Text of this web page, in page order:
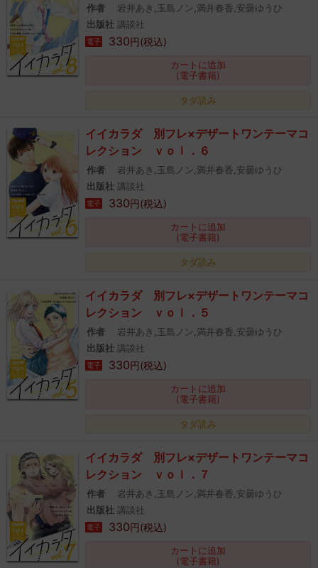
作者
岩井あき,玉島ノン,満井春香,安曇ゆうひ
出版社 講談社
電子 330円(税込)
カートに追加
(電子書籍)
タダ読み
イイカラダ 別フレ×デザートワンテーマコ
レクション ｖｏｌ．６
作者
岩井あき,玉島ノン,満井春香,安曇ゆうひ
出版社 講談社
電子 330円(税込)
カートに追加
(電子書籍)
タダ読み
イイカラダ 別フレ×デザートワンテーマコ
レクション ｖｏｌ．５
作者
岩井あき,玉島ノン,満井春香,安曇ゆうひ
出版社 講談社
電子 330円(税込)
カートに追加
(電子書籍)
タダ読み
イイカラダ 別フレ×デザートワンテーマコ
レクション ｖｏｌ．７
作者
岩井あき,玉島ノン,満井春香,安曇ゆうひ
出版社 講談社
電子 330円(税込)
カートに追加
(電子書籍)